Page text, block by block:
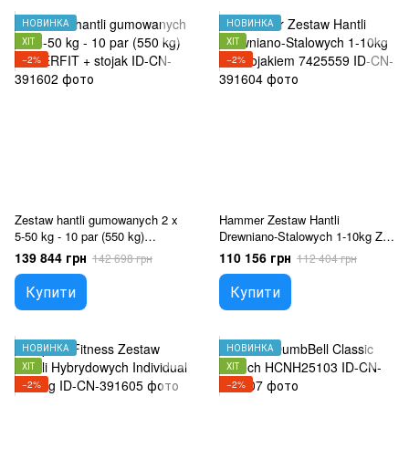
НОВИНКА
ХІТ
−2%
Zestaw hantli gumowanych 2 x
5-50 kg - 10 par (550 kg)
UNDERFIT + stojak
139 844 грн 142 698 грн
Купити
НОВИНКА
ХІТ
−2%
Hammer Zestaw Hantli
Drewniano-Stalowych 1-10kg Ze
Stojakiem 7425559
110 156 грн 112 404 грн
Купити
НОВИНКА
ХІТ
−2%
НОВИНКА
ХІТ
−2%